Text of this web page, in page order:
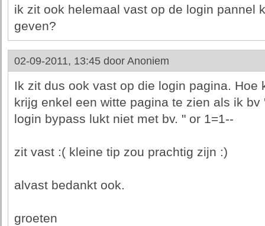
ik zit ook helemaal vast op de login pannel
geven?
02-09-2011, 13:45 door Anoniem
Ik zit dus ook vast op die login pagina. Hoe
krijg enkel een witte pagina te zien als ik bv
login bypass lukt niet met bv. " or 1=1--
zit vast :( kleine tip zou prachtig zijn :)
alvast bedankt ook.
groeten